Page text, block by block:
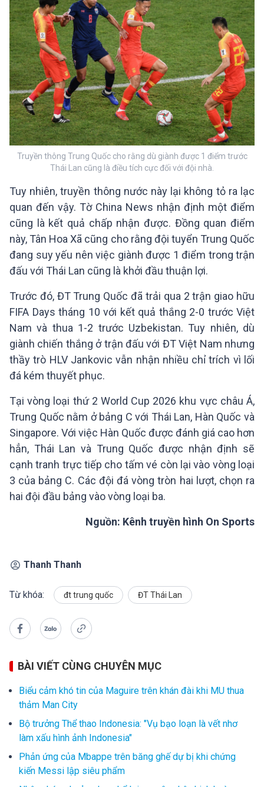
Truyền thông Trung Quốc cho rằng dù giành được 1 điểm trước
Thái Lan cũng là điều tích cực đối với đội nhà.
Tuy nhiên, truyền thông nước này lại không tỏ ra lạc
quan đến vậy. Tờ China News nhận định một điểm
cũng là kết quả chấp nhận được. Đồng quan điểm
này, Tân Hoa Xã cũng cho rằng đội tuyển Trung Quốc
đang suy yếu nên việc giành được 1 điểm trong trận
đấu với Thái Lan cũng là khởi đầu thuận lợi.
Trước đó, ĐT Trung Quốc đã trải qua 2 trận giao hữu
FIFA Days tháng 10 với kết quả thắng 2-0 trước Việt
Nam và thua 1-2 trước Uzbekistan. Tuy nhiên, dù
giành chiến thắng ở trận đấu với ĐT Việt Nam nhưng
thầy trò HLV Jankovic vẫn nhận nhiều chỉ trích vì lối
đá kém thuyết phục.
Tại vòng loại thứ 2 World Cup 2026 khu vực châu Á,
Trung Quốc nằm ở bảng C với Thái Lan, Hàn Quốc và
Singapore. Với việc Hàn Quốc được đánh giá cao hơn
hẳn, Thái Lan và Trung Quốc được nhận định sẽ
cạnh tranh trực tiếp cho tấm vé còn lại vào vòng loại
3 của bảng C. Các đội đá vòng tròn hai lượt, chọn ra
hai đội đầu bảng vào vòng loại ba.
Nguồn: Kênh truyền hình On Sports
Thanh Thanh
Từ khóa: đt trung quốc ĐT Thái Lan
BÀI VIẾT CÙNG CHUYÊN MỤC
Biểu cảm khó tin của Maguire trên khán đài khi MU thua
thảm Man City
Bộ trưởng Thể thao Indonesia: "Vụ bạo loạn là vết nhơ
làm xấu hình ảnh Indonesia"
Phản ứng của Mbappe trên băng ghế dự bị khi chứng
kiến Messi lập siêu phẩm